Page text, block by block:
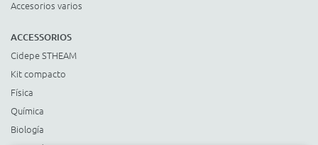
Accesorios varios
ACCESSORIOS
Cidepe STHEAM
Kit compacto
Física
Química
Biología